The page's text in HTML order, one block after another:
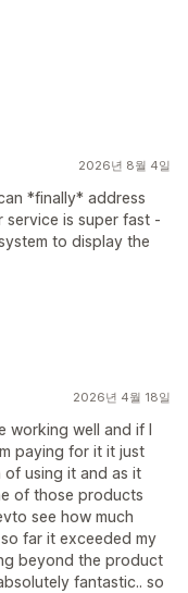
2026년 8월 4일
*finally* address
service is super fast -
to display the
2026년 4월 18일
working well and if I
paying for it it just
of using it and as it
of those products
see how much
far it exceeded my
beyond the product
fantastic.. so